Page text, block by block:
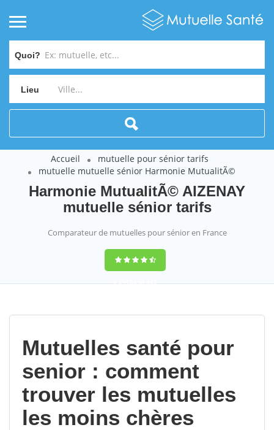
Quoi?
Lieu
Accueil
mutuelle pour sénior tarifs
mutuelle mutuelle sénior Harmonie MutualitÃ©
Harmonie MutualitÃ© AIZENAY
mutuelle sénior tarifs
Comparateur de mutuelles pour sénior en France
9,2(100%)452
Mutuelles santé pour
senior : comment
trouver les mutuelles
les moins chères